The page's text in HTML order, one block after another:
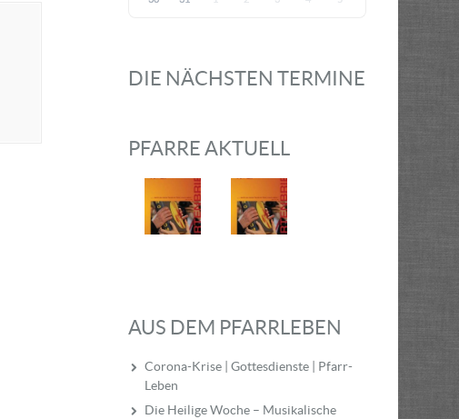
DIE NÄCHSTEN TERMINE
PFARRE AKTUELL
AUS DEM PFARRLEBEN
Corona-Krise | Gottesdienste | Pfarr-
Leben
Die Heilige Woche – Musikalische